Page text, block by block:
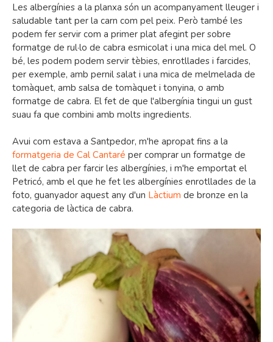
Les albergínies a la planxa són un acompanyament lleuger i
saludable tant per la carn com pel peix. Però també les
podem fer servir com a primer plat afegint per sobre
formatge de rul·lo de cabra esmicolat i una mica del mel. O
bé, les podem podem servir tèbies, enrotllades i farcides,
per exemple, amb pernil salat i una mica de melmelada de
tomàquet, amb salsa de tomàquet i tonyina, o amb
formatge de cabra. El fet de que l'albergínia tingui un gust
suau fa que combini amb molts ingredients.
Avui com estava a Santpedor, m'he apropat fins a la
formatgeria de Cal Cantaré per comprar un formatge de
llet de cabra per farcir les albergínies, i m'he emportat el
Petricó, amb el que he fet les albergínies enrotllades de la
foto, guanyador aquest any d'un Làctium de bronze en la
categoria de làctica de cabra.